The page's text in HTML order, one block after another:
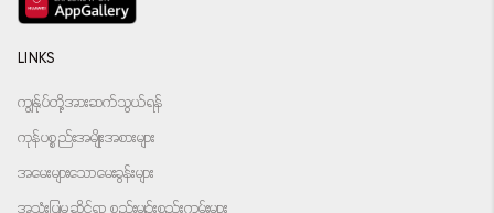
LINKS
ကျွန်ုပ်တို့အားဆက်သွယ်ရန်
ကုန်ပစ္စည်းအမျိုးအစားများ
အမေးများသောမေးခွန်းများ
အသုံးပြုမှုဆိုင်ရာ စည်းမျဉ်းစည်းကမ်းများ